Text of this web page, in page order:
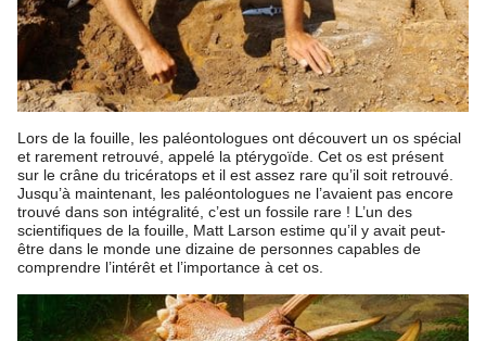
Lors de la fouille, les paléontologues ont découvert un os spécial
et rarement retrouvé, appelé la ptérygoïde. Cet os est présent
sur le crâne du tricératops et il est assez rare qu’il soit retrouvé.
Jusqu’à maintenant, les paléontologues ne l’avaient pas encore
trouvé dans son intégralité, c’est un fossile rare ! L’un des
scientifiques de la fouille, Matt Larson estime qu’il y avait peut-
être dans le monde une dizaine de personnes capables de
comprendre l’intérêt et l’importance à cet os.